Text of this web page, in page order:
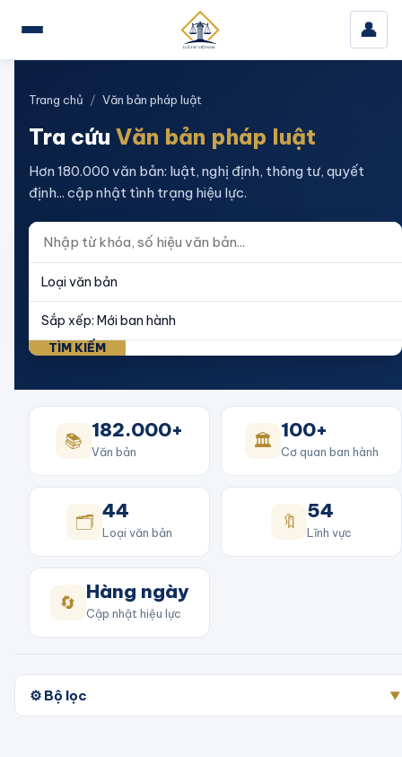
👤
Trang chủ / Văn bản pháp luật
Tra cứu Văn bản pháp luật
Hơn 180.000 văn bản: luật, nghị định, thông tư, quyết
định... cập nhật tình trạng hiệu lực.
TÌM KIẾM
📚 182.000+
Văn bản 🏛️ 100+
Cơ quan ban hành
🗂️ 44
Loại văn bản 🔖 54
Lĩnh vực
🔄 Hàng ngày
Cập nhật hiệu lực
⚙️ Bộ lọc ▼